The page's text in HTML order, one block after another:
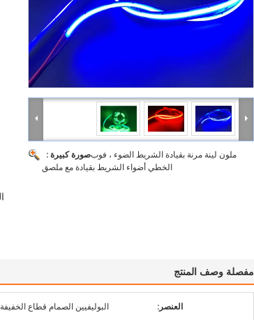
صورة كبيرة :ملون لينة مرنة بقيادة الشريط الضوء ، فوب
الخطي أضواء الشريط بقيادة مع ملصق
مفصلة وصف المنتج
العنصر: البوليفيين الصمام قطاع الخفيفة